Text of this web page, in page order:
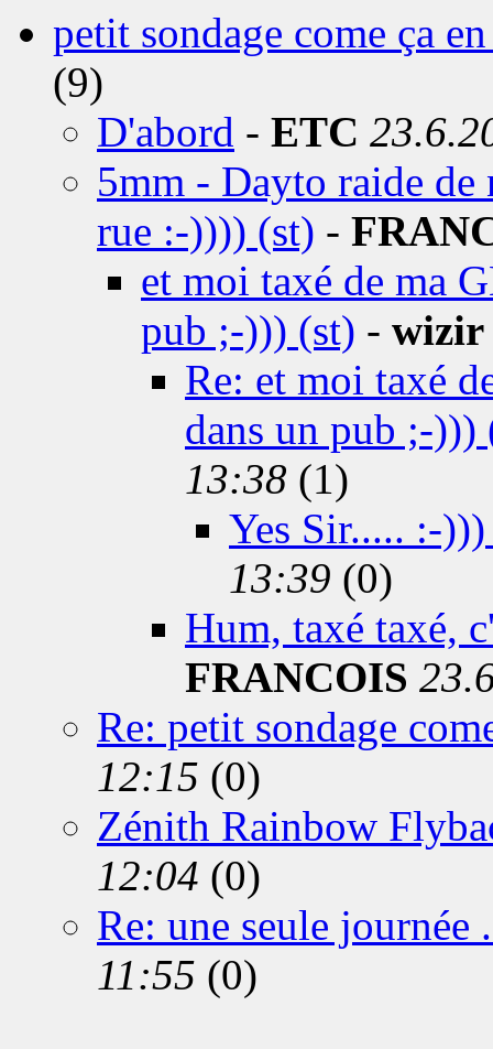
petit sondage come ça
(9)
D'abord - ETC
5mm - Dayto raide
rue :-)))) (st) -
et moi taxé de ma
pub ;-))) (st) - wizir
Re: et moi taxé
dans un pub ;-)))
13:38 (1)
Yes Sir..... :-
13:39 (0)
Hum, taxé taxé,
FRANCOIS
Re: petit sondage
12:15 (0)
Zénith Rainbow
12:04 (0)
Re: une seule journée
11:55 (0)